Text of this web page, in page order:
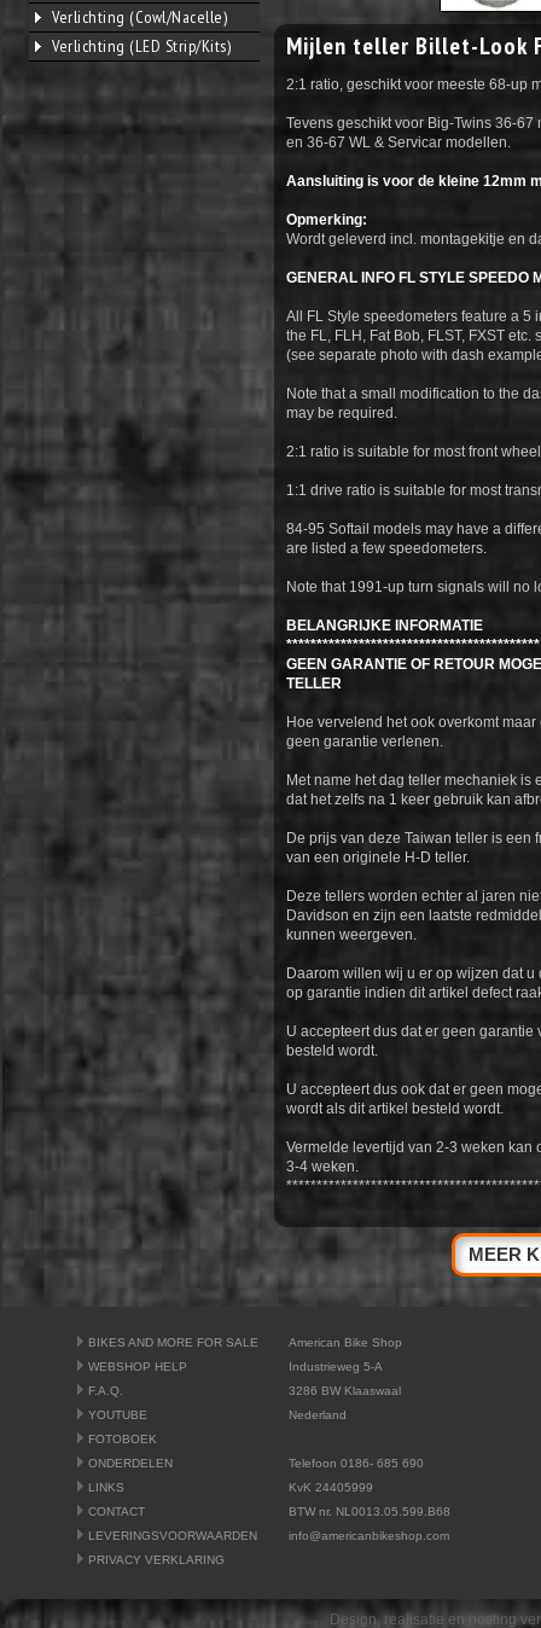
Verlichting (Cowl/Nacelle)
Verlichting (LED Strip/Kits)
Mijlen teller Billet-Look
2:1 ratio, geschikt voor meeste 68-up
Tevens geschikt voor Big-Twins 36-
en 36-67 WL & Servicar modellen.
Aansluiting is voor de kleine 12mm
Opmerking:
Wordt geleverd incl. montagekitje en
GENERAL INFO FL STYLE SPEEDO
All FL Style speedometers feature a 5
the FL, FLH, Fat Bob, FLST, FXST etc.
(see separate photo with dash
Note that a small modification to the
may be required.
2:1 ratio is suitable for most front
1:1 drive ratio is suitable for most
84-95 Softail models may have a
are listed a few speedometers.
Note that 1991-up turn signals will no
BELANGRIJKE INFORMATIE
******************************************
GEEN GARANTIE OF RETOUR
TELLER
Hoe vervelend het ook overkomt
geen garantie verlenen.
Met name het dag teller mechaniek
dat het zelfs na 1 keer gebruik kan
De prijs van deze Taiwan teller is een
van een originele H-D teller.
Deze tellers worden echter al jaren
Davidson en zijn een laatste
kunnen weergeven.
Daarom willen wij u er op wijzen dat
op garantie indien dit artikel defect
U accepteert dus dat er geen
besteld wordt.
U accepteert dus ook dat er geen
wordt als dit artikel besteld wordt.
Vermelde levertijd van 2-3 weken kan
3-4 weken.
MEER
BIKES AND MORE FOR SALE
WEBSHOP HELP
F.A.Q.
YOUTUBE
FOTOBOEK
ONDERDELEN
LINKS
CONTACT
LEVERINGSVOORWAARDEN
PRIVACY VERKLARING
American Bike Shop
Industrieweg 5-A
3286 BW Klaaswaal
Nederland
Telefoon 0186- 685 690
KvK 24405999
BTW nr. NL0013.05.599.B68
info@americanbikeshop.com
Design, realisatie en hosting